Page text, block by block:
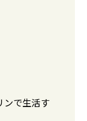
ンで生活す